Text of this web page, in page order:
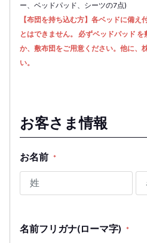
ー、ベッドパッド、シーツの7点)
【布団を持ち込む方】各ベッドに備え
とはできません。 必ずベッドパッド
か、敷布団をご用意ください。他に、
い。
お客さま情報
お名前 *
名前フリガナ(ローマ字) *